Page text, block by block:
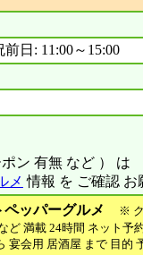
日: 11:00～15:00
ン 有無 など ） は
メ 情報 を ご確認 お
ッパーグルメ
※
満載 24時間 ネット予
会用 居酒屋 まで 目的